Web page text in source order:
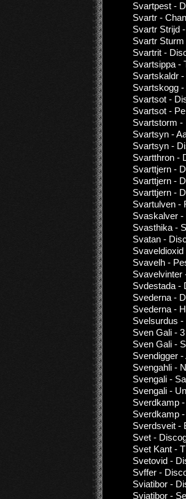
Svartpest -
Svartr -
Svartr Strijd
Svartr
Svartrit -
Svartsippa -
Svartskaldr
Svartskogg
Svartsot -
Svartsot -
Svartstorm -
Svartsyn -
Svartsyn -
Svartthron -
Svarttjern -
Svarttjern -
Svarttjern -
Svartulven -
Svaskalver -
Svasthika -
Svatan -
Svavelh -
Svavelvinter
Svdestada -
Svederna -
Svederna -
Svelsurdus
Sven Gali - 3
Sven Gali -
Svendigger
Svengahli -
Svengali -
Svengali -
Sverdkamp
Sverdkamp
Sverdsveit -
Svet -
Svet Kant -
Svetovid -
Svffer -
Sviatibor -
Sviatibor -